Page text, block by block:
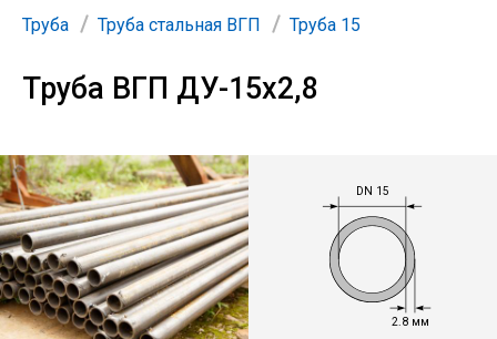
Арматура
Труба
Лист
Уголок
Балка
Труба Труба стальная ВГП Труба 15
Труба ВГП ДУ-15х2,8
DN 15
2.8 мм